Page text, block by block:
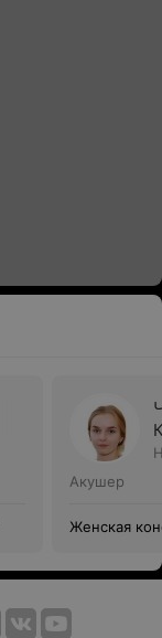
Акушер
Женская